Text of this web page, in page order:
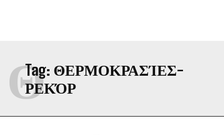
Tag: ΘΕΡΜΟΚΡΑΣΊΕΣ-
ΡΕΚΌΡ
Θ